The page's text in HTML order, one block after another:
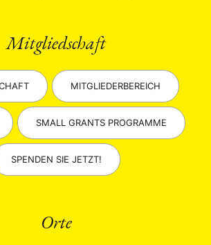
Mitgliedschaft
MITGLIEDERBEREICH
SMALL GRANTS PROGRAMME
SPENDEN SIE JETZT!
Orte